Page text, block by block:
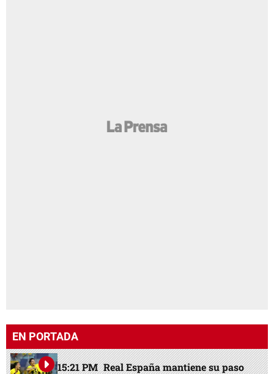
EN PORTADA
15:21 PM Real España mantiene su paso